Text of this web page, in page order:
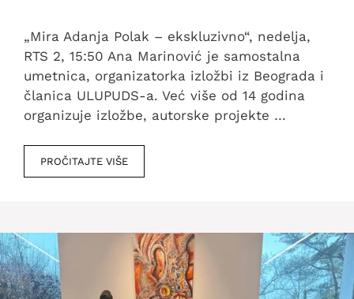
„Mira Adanja Polak – ekskluzivno“, nedelja,
RTS 2, 15:50 Ana Marinović je samostalna
umetnica, organizatorka izložbi iz Beograda i
članica ULUPUDS-a. Već više od 14 godina
organizuje izložbe, autorske projekte …
PROČITAJTE VIŠE